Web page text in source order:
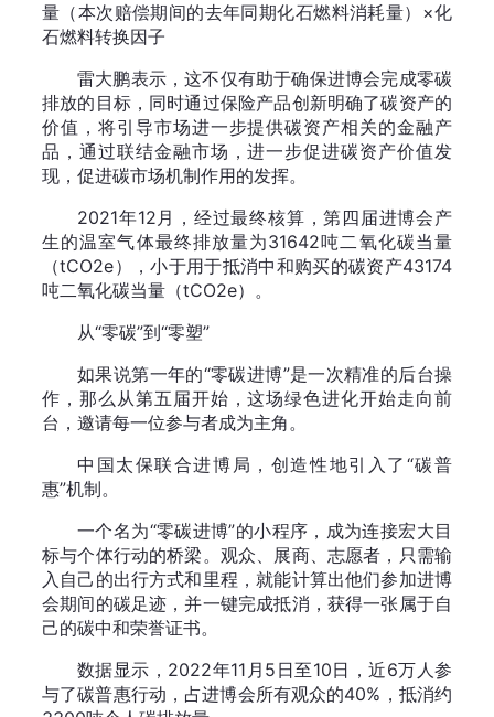
量（本次赔偿期间的去年同期化石燃料消耗量）×化
石燃料转换因子
雷大鹏表示，这不仅有助于确保进博会完成零碳
排放的目标，同时通过保险产品创新明确了碳资产的
价值，将引导市场进一步提供碳资产相关的金融产
品，通过联结金融市场，进一步促进碳资产价值发
现，促进碳市场机制作用的发挥。
2021年12月，经过最终核算，第四届进博会产
生的温室气体最终排放量为31642吨二氧化碳当量
（tCO2e），小于用于抵消中和购买的碳资产43174
吨二氧化碳当量（tCO2e）。
从“零碳”到“零塑”
如果说第一年的“零碳进博”是一次精准的后台操
作，那么从第五届开始，这场绿色进化开始走向前
台，邀请每一位参与者成为主角。
中国太保联合进博局，创造性地引入了“碳普
惠”机制。
一个名为“零碳进博”的小程序，成为连接宏大目
标与个体行动的桥梁。观众、展商、志愿者，只需输
入自己的出行方式和里程，就能计算出他们参加进博
会期间的碳足迹，并一键完成抵消，获得一张属于自
己的碳中和荣誉证书。
数据显示，2022年11月5日至10日，近6万人参
与了碳普惠行动，占进博会所有观众的40%，抵消约